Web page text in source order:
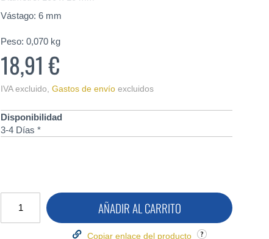
Vástago: 6 mm
Peso: 0,070 kg
18,91 €
IVA excluido Gastos de envío excluidos
Disponibilidad
3-4 Días *
AÑADIR AL CARRITO
Copiar enlace del producto